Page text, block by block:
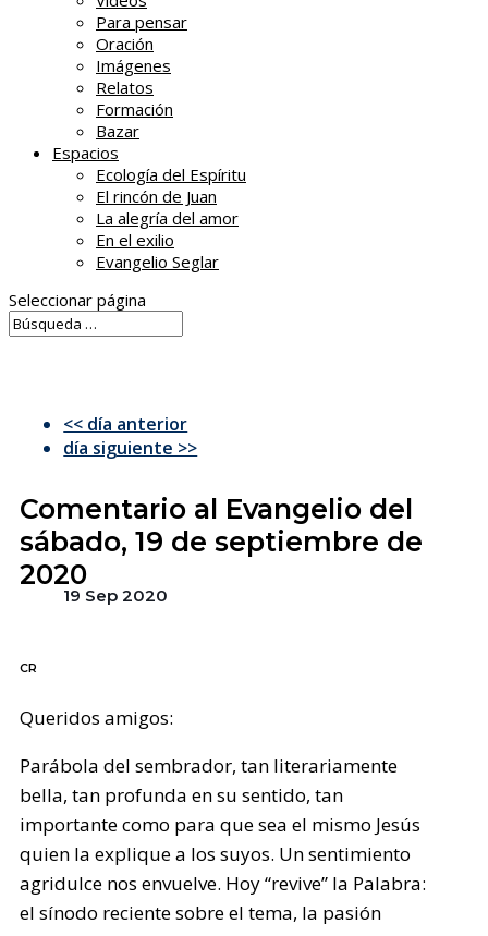
Para pensar
Oración
Imágenes
Relatos
Formación
Bazar
Espacios
Ecología del Espíritu
El rincón de Juan
La alegría del amor
En el exilio
Evangelio Seglar
Seleccionar página
<< día anterior
día siguiente >>
Comentario al Evangelio del
sábado, 19 de septiembre de
2020
19 Sep 2020
CR
Queridos amigos:
Parábola del sembrador, tan literariamente
bella, tan profunda en su sentido, tan
importante como para que sea el mismo Jesús
quien la explique a los suyos. Un sentimiento
agridulce nos envuelve. Hoy “revive” la Palabra:
el sínodo reciente sobre el tema, la pasión